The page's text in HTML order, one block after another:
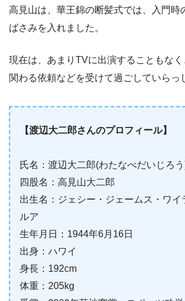
高見山は、華王錦の断髪式では、入門時
ばさみを入れました。
現在は、あまりTVに出演することもな
関わる依頼などを受けて過ごしていらっ
【渡辺大二郎さんのプロフィール】
氏名：渡辺大二郎(わたなべだいじろ
四股名：高見山大二郎
出生名：ジェシー・ジェームス・ワイ
ルア
生年月日：1944年6月16日
出身：ハワイ
身長：192cm
体重：205kg